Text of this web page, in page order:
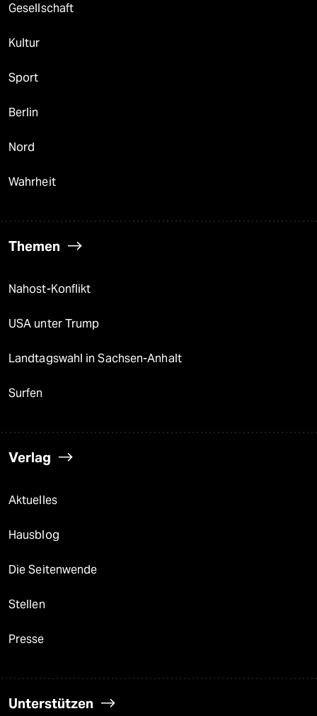
Gesellschaft
Kultur
Sport
Berlin
Nord
Wahrheit
Themen
Nahost-Konflikt
USA unter Trump
Landtagswahl in Sachsen-Anhalt
Surfen
Verlag
Aktuelles
Hausblog
Die Seitenwende
Stellen
Presse
Unterstützen